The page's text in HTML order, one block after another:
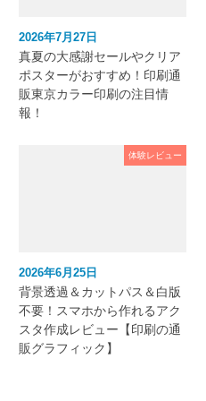
2026年7月27日
真夏の大感謝セールやクリア
ポスターがおすすめ！印刷通
販東京カラー印刷の注目情
報！
体験レビュー
2026年6月25日
背景透過＆カットパス＆白版
不要！スマホから作れるアク
スタ作成レビュー【印刷の通
販グラフィック】